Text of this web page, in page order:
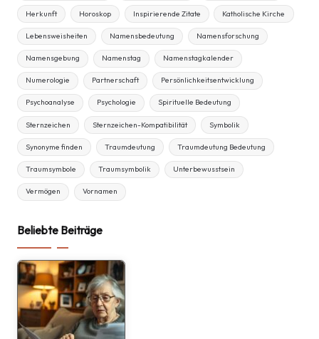
Herkunft Horoskop Inspirierende Zitate Katholische Kirche
Lebensweisheiten Namensbedeutung Namensforschung
Namensgebung Namenstag Namenstagkalender
Numerologie Partnerschaft Persönlichkeitsentwicklung
Psychoanalyse Psychologie Spirituelle Bedeutung
Sternzeichen Sternzeichen-Kompatibilität Symbolik
Synonyme finden Traumdeutung Traumdeutung Bedeutung
Traumsymbole Traumsymbolik Unterbewusstsein
Vermögen Vornamen
Beliebte Beiträge